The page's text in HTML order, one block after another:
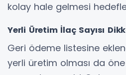
kolay hale gelmesi
Yerli Üretim İlaç Sayısı
Geri ödeme listesine
yerli üretim olması da öne